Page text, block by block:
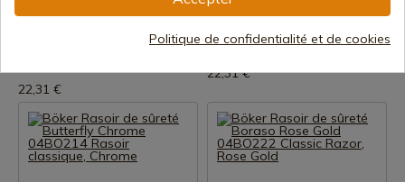
Butterfly L Chrome 04BO217
Rasoir Classique, Chrome
22,31 €
Rasoir de sûreté Butterfly
Gunmetal Grey
Expédition sous 7 à 15 jours
22,31 €
Politique de confidentialité et de cookies